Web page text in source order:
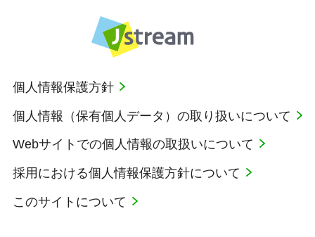
個人情報保護方針
個人情報（保有個人データ）の取り扱いについて
Webサイトでの個人情報の取扱いについて
採用における個人情報保護方針について
このサイトについて